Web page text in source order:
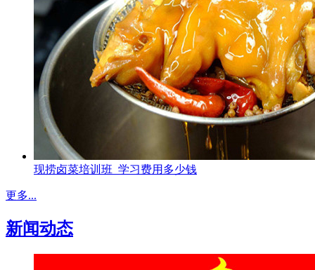
现捞卤菜培训班_学习费用多少钱
更多...
新闻动态